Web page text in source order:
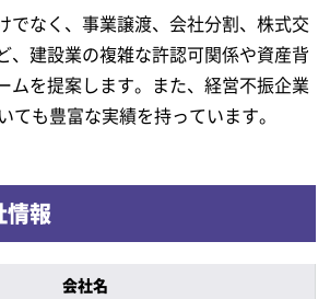
でなく、事業譲渡、会社分割、株式交
、建設業の複雑な許認可関係や資産背
ムを提案します。また、経営不振企業
ても豊富な実績を持っています。
情報
会社名